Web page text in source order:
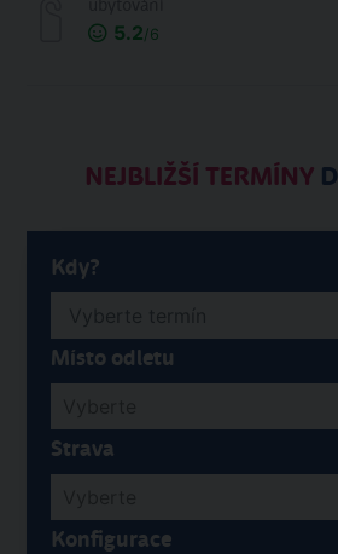
5.2/6
NEJBLIŽŠÍ TERMÍNY
Kdy?
Místo odletu
Strava
Konfigurace